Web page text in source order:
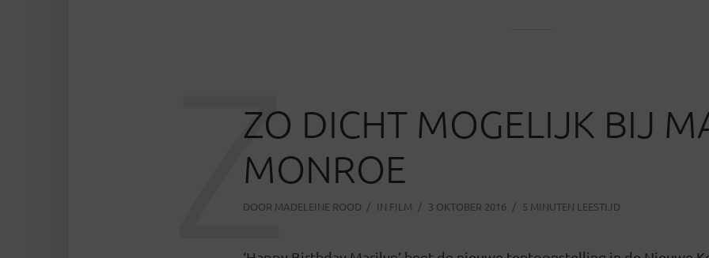
ZO DICHT MOGELIJK BIJ
MONROE
DOOR MADELEINE ROOD IN FILM 3 OKTOBER 2016 5 MINUTEN LEESTIJD
Z